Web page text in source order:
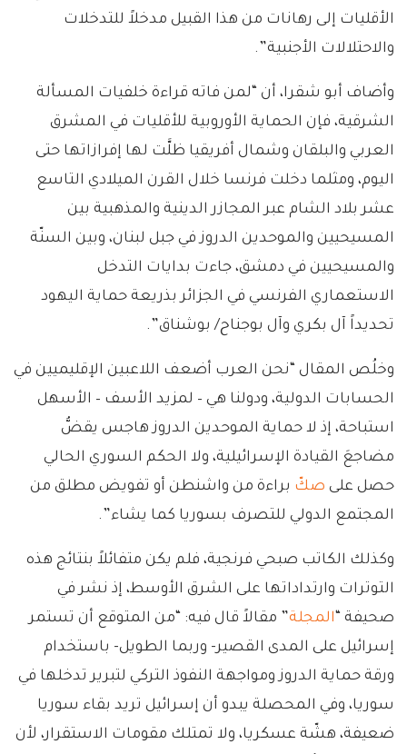
الأقليات إلى رهانات من هذا القبيل مدخلاً للتدخلات
والاحتلالات الأجنبية”.
وأضاف أبو شقرا، أن “لمن فاته قراءة خلفيات المسألة
الشرقية، فإن الحماية الأوروبية للأقليات في المشرق
العربي والبلقان وشمال أفريقيا ظلَّت لها إفرازاتها حتى
اليوم، ومثلما دخلت فرنسا خلال القرن الميلادي التاسع
عشر بلاد الشام عبر المجازر الدينية والمذهبية بين
المسيحيين والموحدين الدروز في جبل لبنان، وبين السنّة
والمسيحيين في دمشق، جاءت بدايات التدخل
الاستعماري الفرنسي في الجزائر بذريعة حماية اليهود
تحديداً آل بكري وآل بوجناح/ بوشناق”.
وخلُص المقال “نحن العرب أضعف اللاعبين الإقليميين في
الحسابات الدولية، ودولنا هي – لمزيد الأسف – الأسهل
استباحة، إذ لا حماية الموحدين الدروز هاجس يقضُّ
مضاجعَ القيادة الإسرائيلية، ولا الحكم السوري الحالي
حصل على صكّ براءة من واشنطن أو تفويض مطلق من
المجتمع الدولي للتصرف بسوريا كما يشاء”.
وكذلك الكاتب صبحي فرنجية، فلم يكن متفائلاً بنتائج هذه
التوترات وارتداداتها على الشرق الأوسط، إذ نشر في
صحيفة “المجلة” مقالاً قال فيه: “من المتوقع أن تستمر
إسرائيل على المدى القصير- وربما الطويل- باستخدام
ورقة حماية الدروز ومواجهة النفوذ التركي لتبرير تدخلها في
سوريا، وفي المحصلة يبدو أن إسرائيل تريد بقاء سوريا
ضعيفة، هشّة عسكريا، ولا تمتلك مقومات الاستقرار، لأن